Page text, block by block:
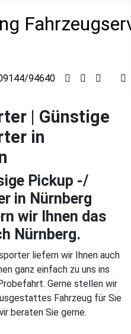
94640
| Günstige
in
Pickup -/
in Nürnberg
wir Ihnen das
Nürnberg.
liefern wir Ihnen auch
ganz einfach zu uns ins
Gerne stellen wir
Fahrzeug für Sie
beraten Sie gerne.